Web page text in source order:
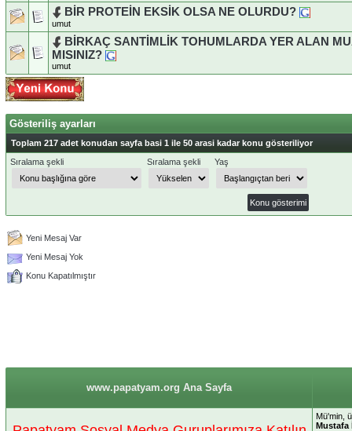
BİR PROTEİN EKSİK OLSA NE OLURDU?
umut
BİRKAÇ SANTİMLİK TOHUMLARDA YER ALAN
MISINIZ?
umut
Gösteriliş ayarları
Toplam 217 adet konudan sayfa basi 1 ile 50 arasi kadar konu gösteriliyor
Sıralama şekli
Sıralama şekli Yaş
Yeni Mesaj Var
Yeni Mesaj Yok
Konu Kapatılmıştır
www.papatyam.org Ana Sayfa
Mü'min,
Mustafa